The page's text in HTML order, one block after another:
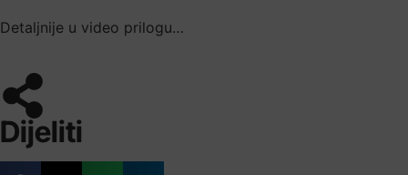
Detaljnije u video prilogu…
Dijeliti